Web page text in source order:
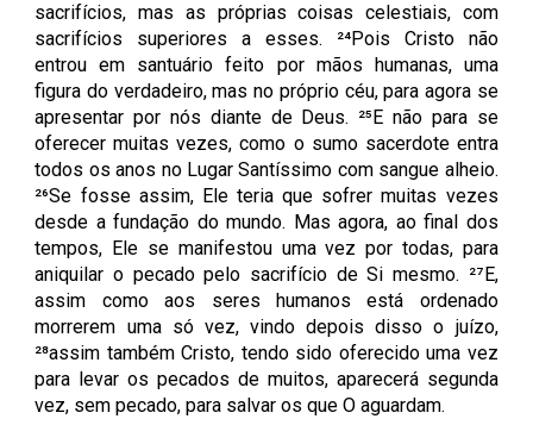
sacrifícios, mas as próprias coisas celestiais, com
sacrifícios superiores a esses. ²⁴Pois Cristo não
entrou em santuário feito por mãos humanas, uma
figura do verdadeiro, mas no próprio céu, para agora se
apresentar por nós diante de Deus. ²⁵E não para se
oferecer muitas vezes, como o sumo sacerdote entra
todos os anos no Lugar Santíssimo com sangue alheio.
²⁶Se fosse assim, Ele teria que sofrer muitas vezes
desde a fundação do mundo. Mas agora, ao final dos
tempos, Ele se manifestou uma vez por todas, para
aniquilar o pecado pelo sacrifício de Si mesmo. ²⁷E,
assim como aos seres humanos está ordenado
morrerem uma só vez, vindo depois disso o juízo,
²⁸assim também Cristo, tendo sido oferecido uma vez
para levar os pecados de muitos, aparecerá segunda
vez, sem pecado, para salvar os que O aguardam.